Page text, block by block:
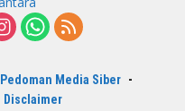
Pedoman Media Siber
Disclaimer